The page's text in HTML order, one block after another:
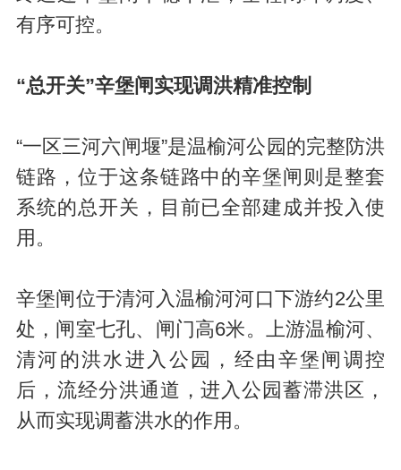
有序可控。
“总开关”辛堡闸实现调洪精准控制
“一区三河六闸堰”是温榆河公园的完整防洪
链路，位于这条链路中的辛堡闸则是整套
系统的总开关，目前已全部建成并投入使
用。
辛堡闸位于清河入温榆河河口下游约2公里
处，闸室七孔、闸门高6米。上游温榆河、
清河的洪水进入公园，经由辛堡闸调控
后，流经分洪通道，进入公园蓄滞洪区，
从而实现调蓄洪水的作用。